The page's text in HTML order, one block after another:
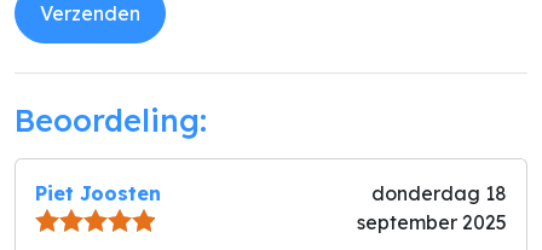
Verzenden
Beoordeling:
Piet Joosten
donderdag 18
september 2025